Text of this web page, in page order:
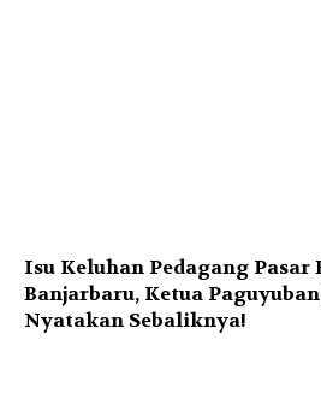
Isu Keluhan Pedagang Pasar
Banjarbaru, Ketua
Nyatakan Sebaliknya!